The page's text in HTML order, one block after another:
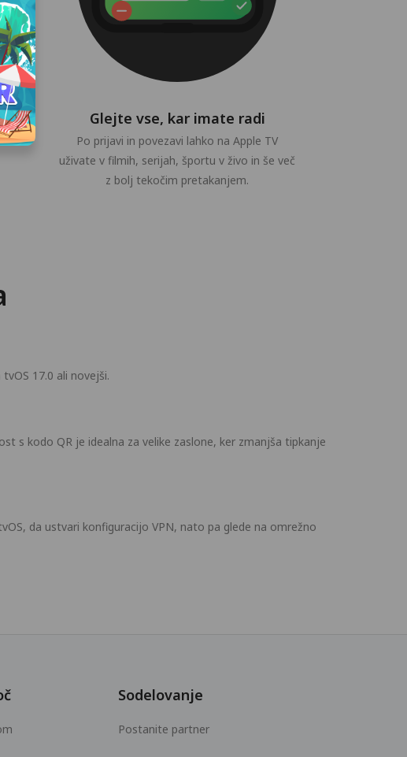
Glejte vse, kar imate radi
Po prijavi in povezavi lahko na Apple TV
uživate v filmih, serijah, športu v živo in še več
z bolj tekočim pretakanjem.
17.0 ali novejši.
s kodo QR je idealna za velike zaslone, ker zmanjša tipkanje
da ustvari konfiguracijo VPN, nato pa glede na omrežno
Sodelovanje
Postanite partner